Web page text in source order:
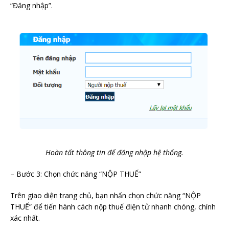
“Đăng nhập”.
Hoàn tất thông tin để đăng nhập hệ thống.
– Bước 3: Chọn chức năng “NỘP THUẾ”
Trên giao diện trang chủ, bạn nhấn chọn chức năng “NỘP
THUẾ” để tiến hành cách nộp thuế điện tử nhanh chóng, chính
xác nhất.